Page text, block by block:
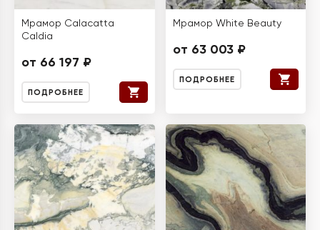
Мрамор Calacatta
Caldia
от 66 197 ₽
ПОДРОБНЕЕ
Мрамор White Beauty
от 63 003 ₽
ПОДРОБНЕЕ